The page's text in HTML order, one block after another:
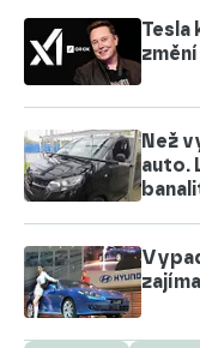
Tesla
Než
auto.